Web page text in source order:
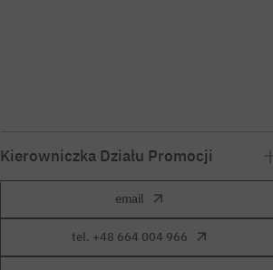
Kierowniczka Działu Promocji
email
tel. +48 664 004 966